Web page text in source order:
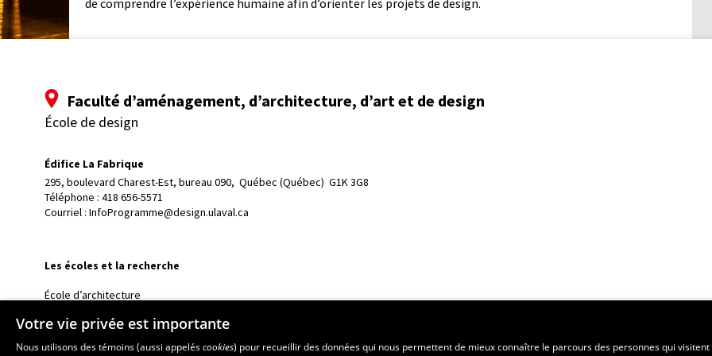
de comprendre l’expérience humaine afin d’orienter les projets de design.
Faculté d’aménagement, d’architecture, d’art et de design
École de design
Édifice La Fabrique
295, boulevard Charest-Est, bureau 090, Québec (Québec)  G1K 3G8
Téléphone : 418 656-5571
Courriel : InfoProgramme@design.ulaval.ca
Les écoles et la recherche
École d’architecture
École supérieure d’aménagement du territoire et de développement régional
Centre de recherche en aménagement et développement
Votre vie privée est importante
Nous utilisons des témoins (aussi appeléscookies) pour recueillir des données qui nous permettent de mieux connaître le parcours des personnes qui